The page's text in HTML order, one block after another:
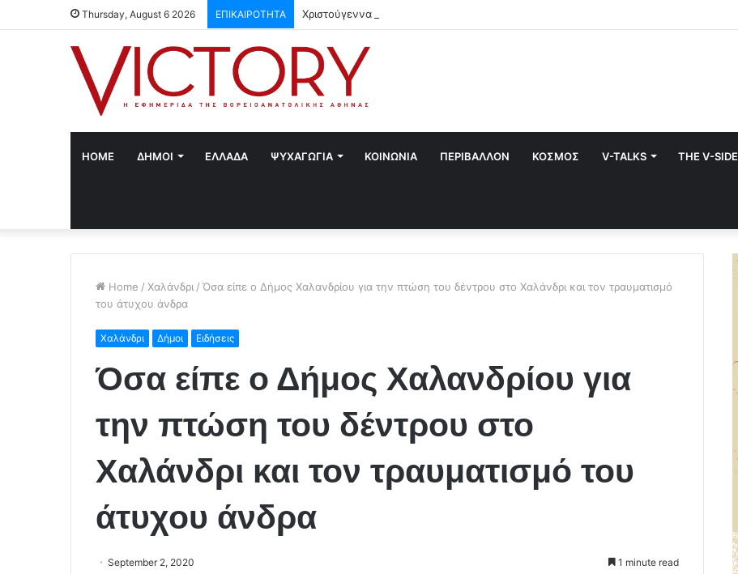
Thursday, August 6 2026 ΕΠΙΚΑΙΡΟΤΗΤΑ Χριστούγεννα στο Χαλάνδρι- Ολες οι εκδηλώσεις του Δήμου
HOME ΔΗΜΟΙ ΕΛΛΑΔΑ ΨΥΧΑΓΩΓΙΑ ΚΟΙΝΩΝΙΑ ΠΕΡΙΒΑΛΛΟΝ ΚΟΣΜΟΣ V-TALKS THE V-SIDE
Home / Χαλάνδρι / Όσα είπε ο Δήμος Χαλανδρίου για την πτώση του δέντρου στο Χαλάνδρι και τον τραυματισμό
του άτυχου άνδρα
Χαλάνδρι Δήμοι Ειδήσεις
Όσα είπε ο Δήμος Χαλανδρίου για
την πτώση του δέντρου στο
Χαλάνδρι και τον τραυματισμό του
άτυχου άνδρα
September 2, 2020 1 minute read